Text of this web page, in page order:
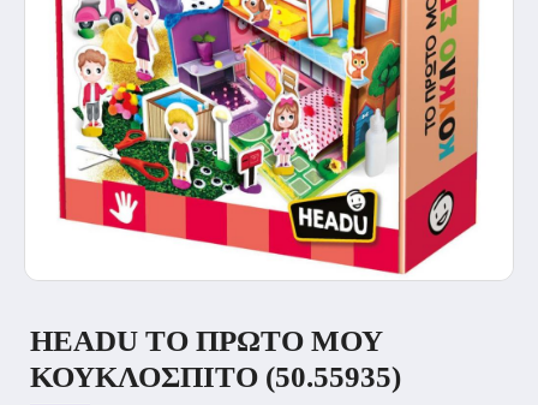
HEADU ΤΟ ΠΡΏΤΟ ΜΟΥ
ΚΟΥΚΛΌΣΠΙΤΟ (50.55935)